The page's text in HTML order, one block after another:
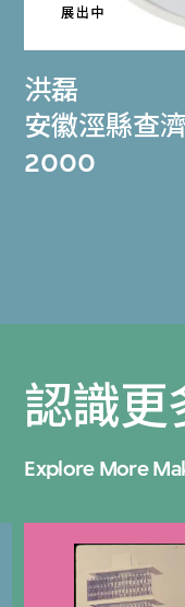
洪磊
展出中
安徽涇縣查濟
2000
認識更
Explore More